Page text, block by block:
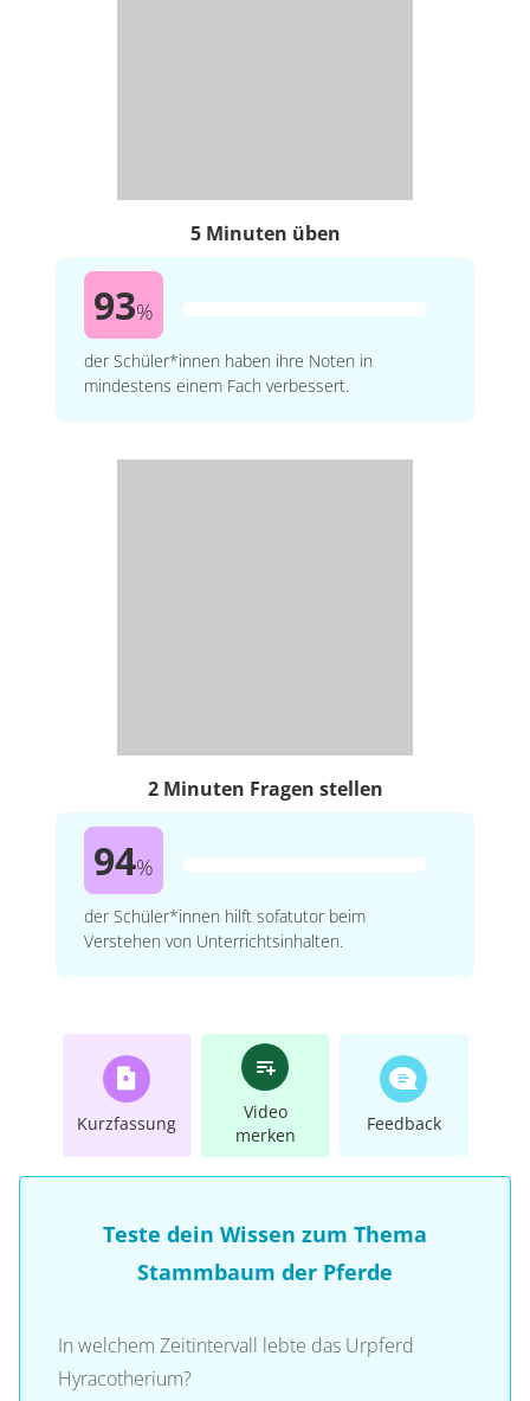
5 Minuten üben
93%
der Schüler*innen haben ihre Noten in
mindestens einem Fach verbessert.
2 Minuten Fragen stellen
94%
der Schüler*innen hilft sofatutor beim
Verstehen von Unterrichtsinhalten.
Kurzfassung
Video
merken
Feedback
Teste dein Wissen zum Thema
Stammbaum der Pferde
In welchem Zeitintervall lebte das Urpferd
Hyracotherium?